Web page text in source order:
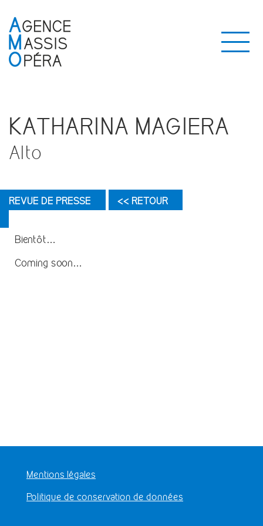
KATHARINA MAGIERA
Alto
REVUE DE PRESSE << RETOUR
Bientôt…
Coming soon…
Mentions légales
Politique de conservation de données